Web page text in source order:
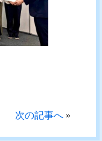
次の記事へ»